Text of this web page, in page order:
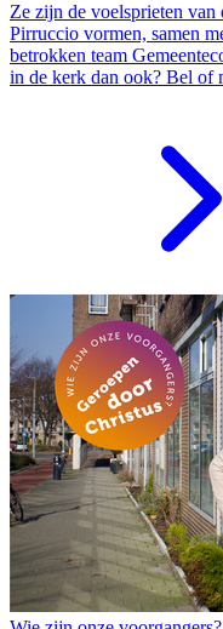
Ze zijn de voelsprieten
Pirruccio vormen, samen
betrokken team
in de kerk dan ook? Bel of